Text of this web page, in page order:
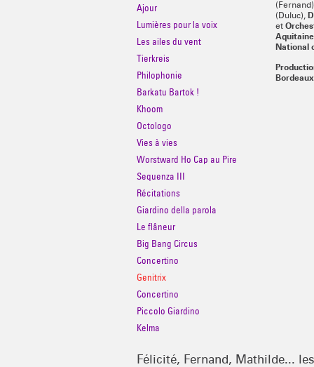
Ajour
Lumières pour la voix
Les ailes du vent
Tierkreis
Philophonie
Barkatu Bartok !
Khoom
Octologo
Vies à vies
Worstward Ho Cap au Pire
Sequenza III
Récitations
Giardino della parola
Le flâneur
Big Bang Circus
Concertino
Genitrix
Concertino
Piccolo Giardino
Kelma
(Duluc),
et
Aquitaine
National
Bordeaux
Félicité, Fernand, Mathilde...